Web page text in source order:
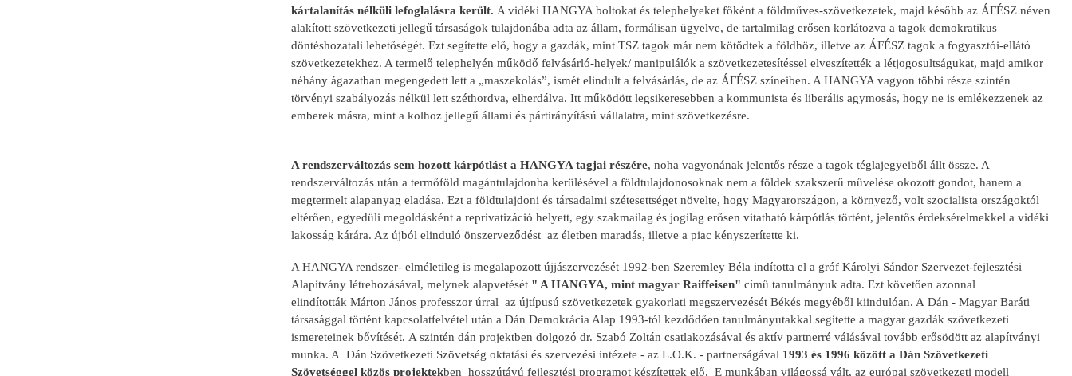
kártalanítás nélküli lefoglalásra került. A vidéki HANGYA boltokat és telephelyeket főként a földműves-szövetkezetek, majd később az ÁFÉSZ néven
alakított szövetkezeti jellegű társaságok tulajdonába adta az állam, formálisan ügyelve, de tartalmilag erősen korlátozva a tagok demokratikus
döntéshozatali lehetőségét. Ezt segítette elő, hogy a gazdák, mint TSZ tagok már nem kötődtek a földhöz, illetve az ÁFÉSZ tagok a fogyasztói-ellátó
szövetkezetekhez. A termelő telephelyén működő felvásárló-helyek/ manipulálók a szövetkezetesítéssel elveszítették a létjogosultságukat, majd amikor
néhány ágazatban megengedett lett a „maszekolás”, ismét elindult a felvásárlás, de az ÁFÉSZ színeiben. A HANGYA vagyon többi része szintén
törvényi szabályozás nélkül lett széthordva, elherdálva. Itt működött legsikeresebben a kommunista és liberális agymosás, hogy ne is emlékezzenek az
emberek másra, mint a kolhoz jellegű állami és pártirányítású vállalatra, mint szövetkezésre.
A rendszerváltozás sem hozott kárpótlást a HANGYA tagjai részére, noha vagyonának jelentős része a tagok téglajegyeiből állt össze. A
rendszerváltozás után a termőföld magántulajdonba kerülésével a földtulajdonosoknak nem a földek szakszerű művelése okozott gondot, hanem a
megtermelt alapanyag eladása. Ezt a földtulajdoni és társadalmi szétesettséget növelte, hogy Magyarországon, a környező, volt szocialista országoktól
eltérően, egyedüli megoldásként a reprivatizáció helyett, egy szakmailag és jogilag erősen vitatható kárpótlás történt, jelentős érdeksérelmekkel a vidéki
lakosság kárára. Az újból elinduló önszerveződést az életben maradás, illetve a piac kényszerítette ki.
A HANGYA rendszer- elméletileg is megalapozott újjászervezését 1992-ben Szeremley Béla indította el a gróf Károlyi Sándor Szervezet-fejlesztési
Alapítvány létrehozásával, melynek alapvetését " A HANGYA, mint magyar Raiffeisen" című tanulmányuk adta. Ezt követően azonnal
elindították Márton János professzor úrral az újtípusú szövetkezetek gyakorlati megszervezését Békés megyéből kiindulóan. A Dán - Magyar Baráti
társasággal történt kapcsolatfelvétel után a Dán Demokrácia Alap 1993-tól kezdődően tanulmányutakkal segítette a magyar gazdák szövetkezeti
ismereteinek bővítését. A szintén dán projektben dolgozó dr. Szabó Zoltán csatlakozásával és aktív partnerré válásával tovább erősödött az alapítványi
munka. A Dán Szövetkezeti Szövetség oktatási és szervezési intézete - az L.O.K. - partnerságával 1993 és 1996 között a Dán Szövetkezeti
Szövetséggel közös projektekben hosszútávú fejlesztési programot készítettek elő. E munkában világossá vált, az európai szövetkezeti modell